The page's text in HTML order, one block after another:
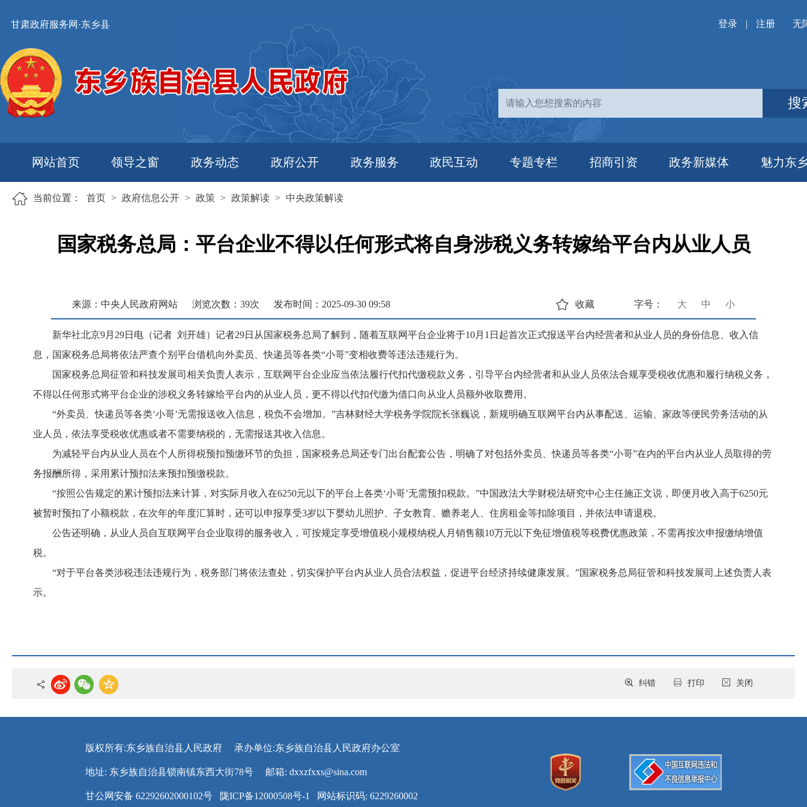
甘肃政府服务网·东乡县 登录 | 注册 无
搜
网站首页 领导之窗 政务动态 政府公开 政务服务 政民互动 专题专栏 招商引资 政务新媒体 魅力东
当前位置： 首页 > 政府信息公开 > 政策 > 政策解读 > 中央政策解读
国家税务总局：平台企业不得以任何形式将自身涉税义务转嫁给平台内从业人员
来源：中央人民政府网站 浏览次数：39次 发布时间：2025-09-30 09:58 字号： 大 中 小
收藏
新华社北京9月29日电（记者 刘开雄）记者29日从国家税务总局了解到，随着互联网平台企业将于10月1日起首次正式报送平台内经营者和从业人员的身份信息、收入信
息，国家税务总局将依法严查个别平台借机向外卖员、快递员等各类“小哥”变相收费等违法违规行为。
国家税务总局征管和科技发展司相关负责人表示，互联网平台企业应当依法履行代扣代缴税款义务，引导平台内经营者和从业人员依法合规享受税收优惠和履行纳税义务，
不得以任何形式将平台企业的涉税义务转嫁给平台内的从业人员，更不得以代扣代缴为借口向从业人员额外收取费用。
“外卖员、快递员等各类‘小哥’无需报送收入信息，税负不会增加。”吉林财经大学税务学院院长张巍说，新规明确互联网平台内从事配送、运输、家政等便民劳务活动的从
业人员，依法享受税收优惠或者不需要纳税的，无需报送其收入信息。
为减轻平台内从业人员在个人所得税预扣预缴环节的负担，国家税务总局还专门出台配套公告，明确了对包括外卖员、快递员等各类“小哥”在内的平台内从业人员取得的劳
务报酬所得，采用累计预扣法来预扣预缴税款。
“按照公告规定的累计预扣法来计算，对实际月收入在6250元以下的平台上各类‘小哥’无需预扣税款。”中国政法大学财税法研究中心主任施正文说，即便月收入高于6250元
被暂时预扣了小额税款，在次年的年度汇算时，还可以申报享受3岁以下婴幼儿照护、子女教育、赡养老人、住房租金等扣除项目，并依法申请退税。
公告还明确，从业人员自互联网平台企业取得的服务收入，可按规定享受增值税小规模纳税人月销售额10万元以下免征增值税等税费优惠政策，不需再按次申报缴纳增值
税。
“对于平台各类涉税违法违规行为，税务部门将依法查处，切实保护平台内从业人员合法权益，促进平台经济持续健康发展。”国家税务总局征管和科技发展司上述负责人表
示。
关闭
打印
纠错
版权所有:东乡族自治县人民政府 承办单位:东乡族自治县人民政府办公室
地址: 东乡族自治县锁南镇东西大街78号 邮箱: dxxzfxxs@sina.com
甘公网安备 62292602000102号 陇ICP备12000508号-1 网站标识码: 6229260002